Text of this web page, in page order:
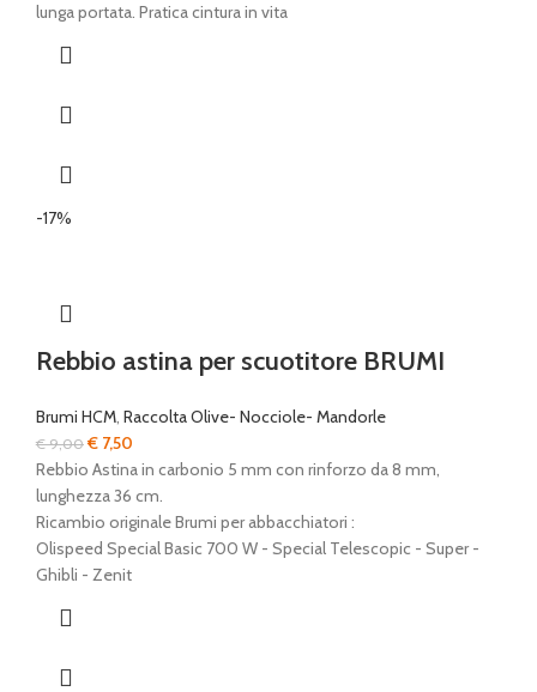
€ 2.109,00.€ 1.949,00.
lunga portata. Pratica cintura in vita
-17%
Rebbio astina per scuotitore BRUMI
Brumi HCM, Raccolta Olive- Nocciole- Mandorle
€9,00Il
prezzo
originale
era:
€ 9,00.
€ 7,50
prezzo
attuale
è:
€ 7,50.
Rebbio Astina in carbonio 5 mm con rinforzo da 8 mm,
lunghezza 36 cm.
Ricambio originale Brumi per abbacchiatori :
Olispeed Special Basic 700 W - Special Telescopic - Super -
Ghibli - Zenit